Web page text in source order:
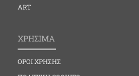
ART
ΧΡΗΣΙΜΑ
ΟΡΟΙ ΧΡΗΣΗΣ